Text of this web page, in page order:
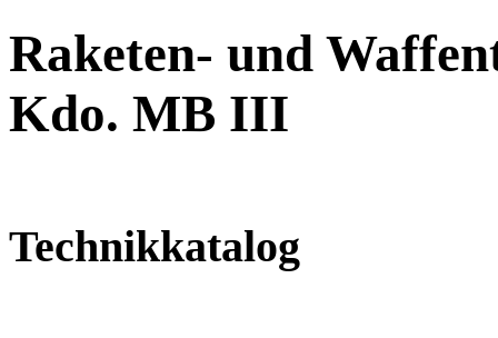
Raketen- und
Kdo. MB III
Technikkatalog